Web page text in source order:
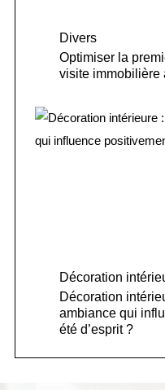
Divers
Optimiser la
visite immobilière
Décoration
Décoration
ambiance qui
été d’esprit ?